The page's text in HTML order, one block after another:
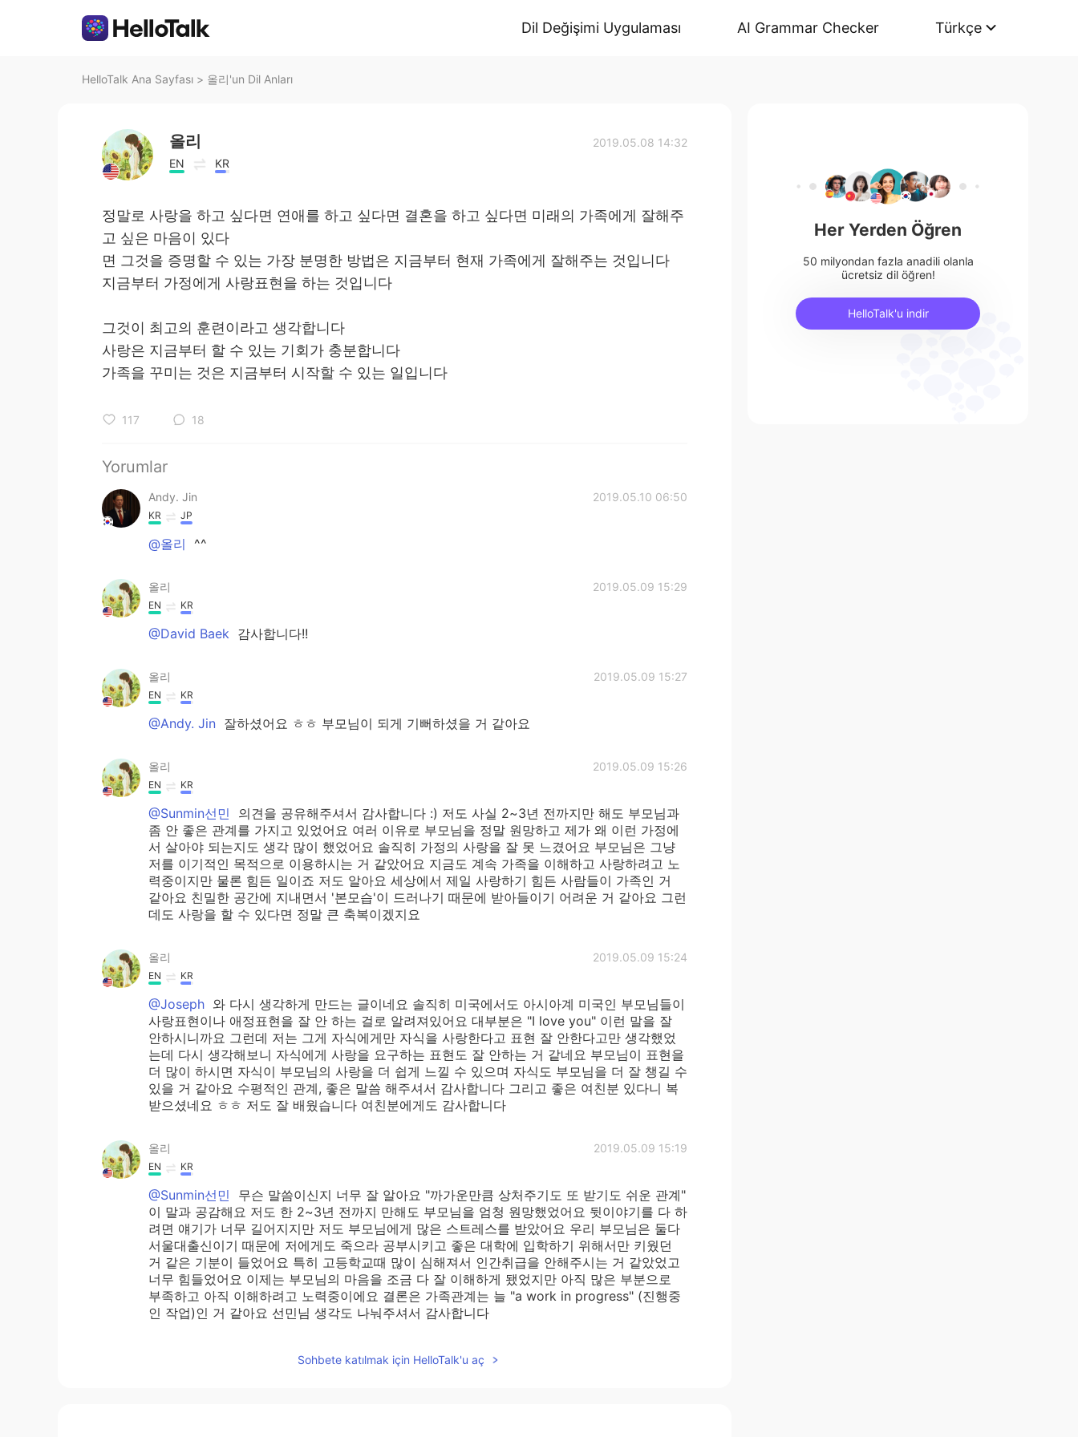
Dil Değişimi Uygulaması AI Grammar Checker Türkçe
HelloTalk Ana Sayfası > 올리'un Dil Anları
올리
EN KR
2019.05.08 14:32
정말로 사랑을 하고 싶다면 연애를 하고 싶다면 결혼을 하고 싶다면 미래의 가족에게 잘해주
고 싶은 마음이 있다
면 그것을 증명할 수 있는 가장 분명한 방법은 지금부터 현재 가족에게 잘해주는 것입니다
지금부터 가정에게 사랑표현을 하는 것입니다
그것이 최고의 훈련이라고 생각합니다
사랑은 지금부터 할 수 있는 기회가 충분합니다
가족을 꾸미는 것은 지금부터 시작할 수 있는 일입니다
117 18
Yorumlar
Andy. Jin 2019.05.10 06:50
KR JP
@올리 ^^
올리 2019.05.09 15:29
EN KR
@David Baek 감사합니다!!
올리 2019.05.09 15:27
EN KR
@Andy. Jin 잘하셨어요 ㅎㅎ 부모님이 되게 기뻐하셨을 거 같아요
올리 2019.05.09 15:26
EN KR
@Sunmin선민
의견을 공유해주셔서 감사합니다 :) 저도 사실 2~3년 전까지만 해도 부모님과
좀 안 좋은 관계를 가지고 있었어요 여러 이유로 부모님을 정말 원망하고 제가 왜 이런 가정에
서 살아야 되는지도 생각 많이 했었어요 솔직히 가정의 사랑을 잘 못 느겼어요 부모님은 그냥
저를 이기적인 목적으로 이용하시는 거 같았어요 지금도 계속 가족을 이해하고 사랑하려고 노
력중이지만 물론 힘든 일이죠 저도 알아요 세상에서 제일 사랑하기 힘든 사람들이 가족인 거
같아요 친밀한 공간에 지내면서 '본모습'이 드러나기 때문에 받아들이기 어려운 거 같아요 그런
데도 사랑을 할 수 있다면 정말 큰 축복이겠지요
올리 2019.05.09 15:24
EN KR
@Joseph 와 다시 생각하게 만드는 글이네요 솔직히 미국에서도 아시아계 미국인 부모님들이
사랑표현이나 애정표현을 잘 안 하는 걸로 알려져있어요 대부분은 "I love you" 이런 말을 잘
안하시니까요 그런데 저는 그게 자식에게만 자식을 사랑한다고 표현 잘 안한다고만 생각했었
는데 다시 생각해보니 자식에게 사랑을 요구하는 표현도 잘 안하는 거 같네요 부모님이 표현을
더 많이 하시면 자식이 부모님의 사랑을 더 쉽게 느낄 수 있으며 자식도 부모님을 더 잘 챙길 수
있을 거 같아요 수평적인 관계, 좋은 말씀 해주셔서 감사합니다 그리고 좋은 여친분 있다니 복
받으셨네요 ㅎㅎ 저도 잘 배웠습니다 여친분에게도 감사합니다
올리 2019.05.09 15:19
EN KR
@Sunmin선민
무슨 말씀이신지 너무 잘 알아요 "까가운만큼 상처주기도 또 받기도 쉬운 관계"
이 말과 공감해요 저도 한 2~3년 전까지 만해도 부모님을 엄청 원망했었어요 뒷이야기를 다 하
려면 얘기가 너무 길어지지만 저도 부모님에게 많은 스트레스를 받았어요 우리 부모님은 둘다
서울대출신이기 때문에 저에게도 죽으라 공부시키고 좋은 대학에 입학하기 위해서만 키웠던
거 같은 기분이 들었어요 특히 고등학교때 많이 심해져서 인간취급을 안해주시는 거 같았었고
너무 힘들었어요 이제는 부모님의 마음을 조금 다 잘 이해하게 됐었지만 아직 많은 부분으로
부족하고 아직 이해하려고 노력중이에요 결론은 가족관계는 늘 "a work in progress" (진행중
인 작업)인 거 같아요 선민님 생각도 나눠주셔서 감사합니다
Sohbete katılmak için HelloTalk'u aç
Her Yerden Öğren
50 milyondan fazla anadili olanla
ücretsiz dil öğren!
HelloTalk'u indir